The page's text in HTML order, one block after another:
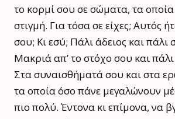
το κορμί σου σε σώματα, τα οποία
στιγμή. Για τόσα σε είχες; Αυτός
σου; Κι εσύ; Πάλι άδειος και πάλι
Μακριά απ’ το στόχο σου και
Στα συναισθήματά σου και στα
τα οποία όσο πάνε μεγαλώνουν
πιο πολύ. Έντονα κι επίμονα, να